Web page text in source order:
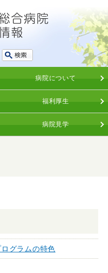
病院について
福利厚生
病院見学
グラムの特色